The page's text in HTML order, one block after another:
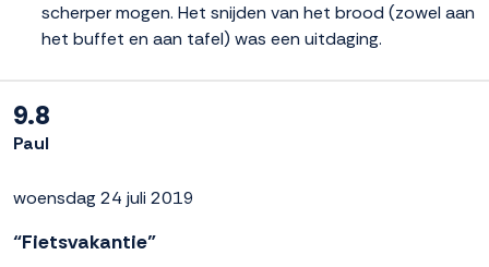
scherper mogen. Het snijden van het brood (zowel aan
het buffet en aan tafel) was een uitdaging.
9.8
Paul
woensdag 24 juli 2019
“Fietsvakantie”